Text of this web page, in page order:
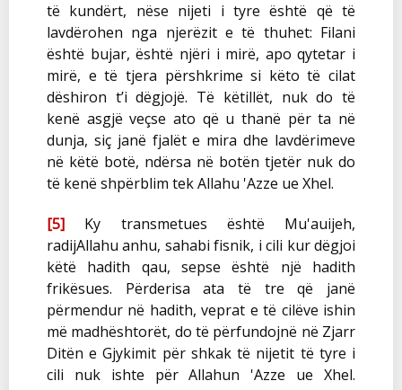
të kundërt, nëse nijeti i tyre është që të
lavdërohen nga njerëzit e të thuhet: Filani
është bujar, është njëri i mirë, apo qytetar i
mirë, e të tjera përshkrime si këto të cilat
dëshiron t’i dëgjojë. Të këtillët, nuk do të
kenë asgjë veçse ato që u thanë për ta në
dunja, siç janë fjalët e mira dhe lavdërimeve
në këtë botë, ndërsa në botën tjetër nuk do
të kenë shpërblim tek Allahu 'Azze ue Xhel.
[5]
Ky transmetues është Mu'auijeh,
radijAllahu anhu, sahabi fisnik, i cili kur dëgjoi
këtë hadith qau, sepse është një hadith
frikësues. Përderisa ata të tre që janë
përmendur në hadith, veprat e të cilëve ishin
më madhështorët, do të përfundojnë në Zjarr
Ditën e Gjykimit për shkak të nijetit të tyre i
cili nuk ishte për Allahun 'Azze ue Xhel.